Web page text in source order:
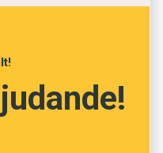
upp. Ett pompöst
avskräckande.
myndigheters